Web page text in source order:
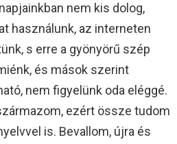
nem kis dolog,
használunk, az interneten
s erre a gyönyörű szép
és mások szerint
nem figyelünk oda eléggé.
ezért össze tudom
is. Bevallom, újra és